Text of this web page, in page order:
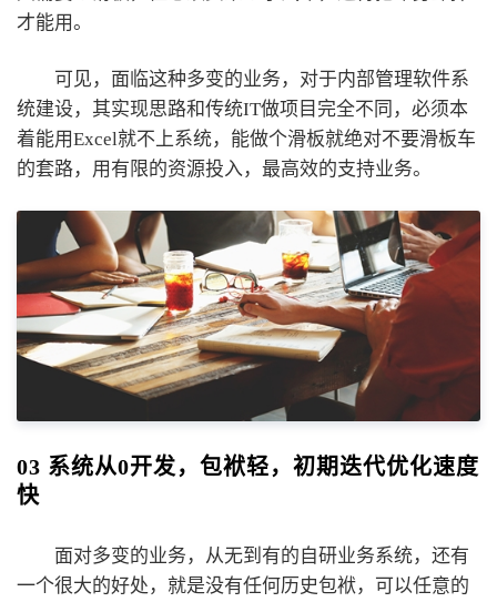
才能用。
可见，面临这种多变的业务，对于内部管理软件系
统建设，其实现思路和传统IT做项目完全不同，必须本
着能用Excel就不上系统，能做个滑板就绝对不要滑板车
的套路，用有限的资源投入，最高效的支持业务。
03 系统从0开发，包袱轻，初期迭代优化速度
快
面对多变的业务，从无到有的自研业务系统，还有
一个很大的好处，就是没有任何历史包袱，可以任意的